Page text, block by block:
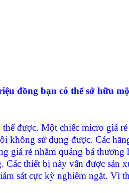
đồng bạn có thể sở hữu
được. Một chiếc micro giá
không sử dụng được. Các
giá rẻ nhằm quảng bá thương
Các thiết bị này vấn được sản
sát cực kỳ nghiêm ngặt. Vì